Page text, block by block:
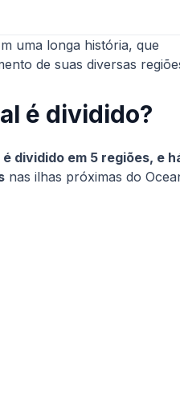
uma longa história, que
de suas diversas
é dividido?
dividido em 5 regiões, e
nas ilhas próximas do